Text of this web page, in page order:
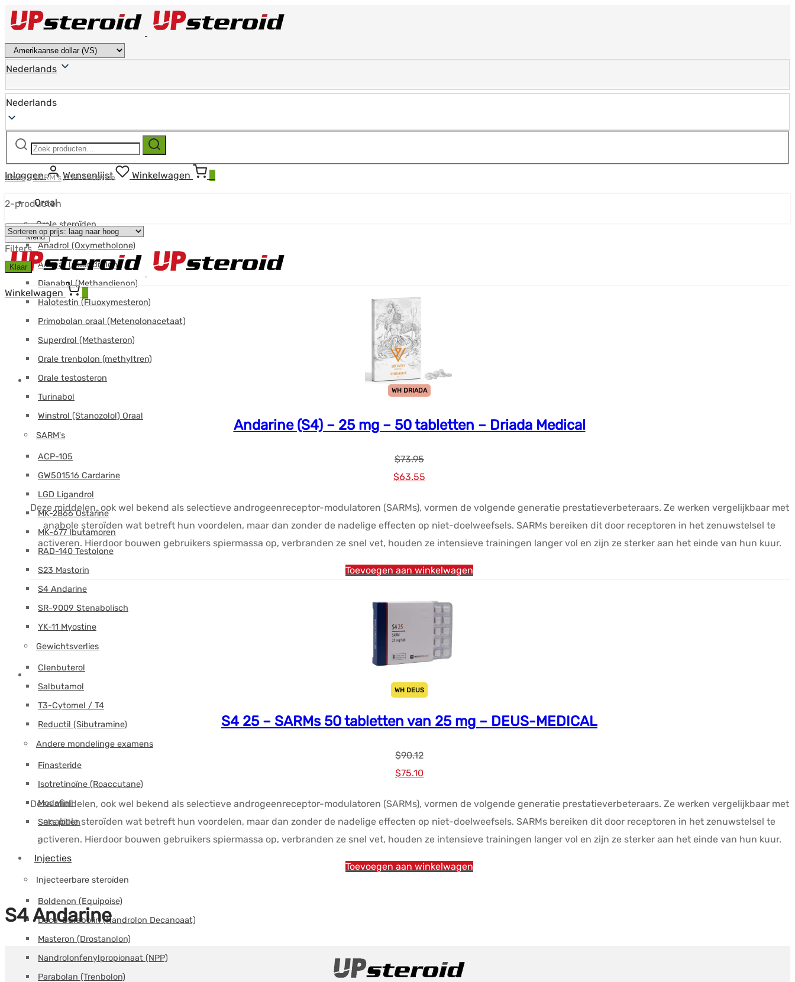
Nederlands
Nederlands
Zoeken
Zoeken
Inloggen Wensenlijst Winkelwagen
Oraal
Orale steroïden
Anadrol (Oxymetholone)
Anavar (Oxandrolon)
Dianabol (Methandienon)
Halotestin (Fluoxymesteron)
Primobolan oraal (Metenolonacetaat)
Superdrol (Methasteron)
Orale trenbolon (methyltren)
Orale testosteron
Turinabol
Winstrol (Stanozolol) Oraal
SARM's
ACP-105
GW501516 Cardarine
LGD Ligandrol
MK-2866 Ostarine
MK-677 Ibutamoren
RAD-140 Testolone
S23 Mastorin
S4 Andarine
SR-9009 Stenabolisch
YK-11 Myostine
Gewichtsverlies
Clenbuterol
Salbutamol
T3-Cytomel / T4
Reductil (Sibutramine)
Andere mondelinge examens
Finasteride
Isotretinoïne (Roaccutane)
Modafinil
Seks pillen
Injecties
Injecteerbare steroïden
Boldenon (Equipoise)
Deca-Durabolin (Nandrolon Decanoaat)
Masteron (Drostanolon)
Nandrolonfenylpropionaat (NPP)
Parabolan (Trenbolon)
Menu
Winkelwagen
S4 Andarine
Thuis/SARM's/S4 Andarine
2-producten
Filters
Klaar
WH DRIADA
Andarine (S4) – 25 mg – 50 tabletten – Driada Medical
$73.95
Oorspronkelijke
was:
$73.95.
$63.55
is:
$63.55.
Deze middelen, ook wel bekend als selectieve androgeenreceptor-modulatoren (SARMs), vormen de volgende generatie prestatieverbeteraars. Ze werken vergelijkbaar met
anabole steroïden wat betreft hun voordelen, maar dan zonder de nadelige effecten op niet-doelweefsels. SARMs bereiken dit door receptoren in het zenuwstelsel te
activeren. Hierdoor bouwen gebruikers spiermassa op, verbranden ze snel vet, houden ze intensieve trainingen langer vol en zijn ze sterker aan het einde van hun kuur.
Toevoegen aan winkelwagen
WH DEUS
S4 25 – SARMs 50 tabletten van 25 mg – DEUS-MEDICAL
$90.12
Oorspronkelijke
was:
$90.12.
$75.10Huidige
is:
$75.10.
Deze middelen, ook wel bekend als selectieve androgeenreceptor-modulatoren (SARMs), vormen de volgende generatie prestatieverbeteraars. Ze werken vergelijkbaar met
anabole steroïden wat betreft hun voordelen, maar dan zonder de nadelige effecten op niet-doelweefsels. SARMs bereiken dit door receptoren in het zenuwstelsel te
activeren. Hierdoor bouwen gebruikers spiermassa op, verbranden ze snel vet, houden ze intensieve trainingen langer vol en zijn ze sterker aan het einde van hun kuur.
Toevoegen aan winkelwagen